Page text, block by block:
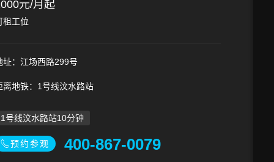
元/月起
租工位
址：江场西路299号
离地铁：1号线汶水路站
1号线汶水路站10分钟
预约参观 400-867-0079